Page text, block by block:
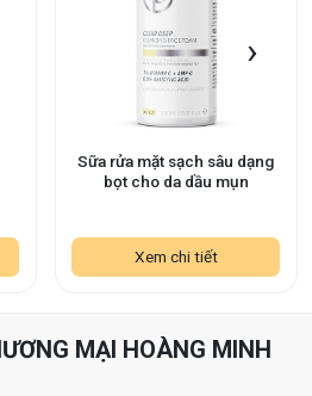
Sữa rửa mặt sạch sâu dạng
bọt cho da dầu mụn
Xem chi tiết
›
MẠI HOÀNG MINH